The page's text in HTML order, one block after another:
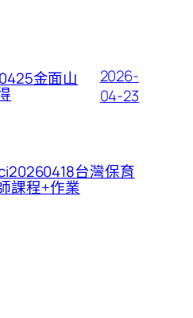
金面山
2026-
04-23
台灣保育
課程+作業